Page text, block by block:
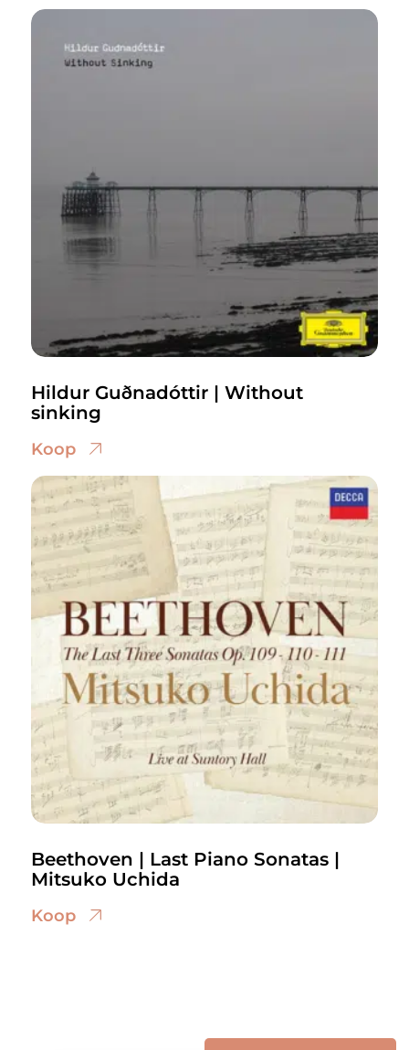
Hildur Guðnadóttir | Without
sinking
Koop
Beethoven | Last Piano Sonatas |
Mitsuko Uchida
Koop